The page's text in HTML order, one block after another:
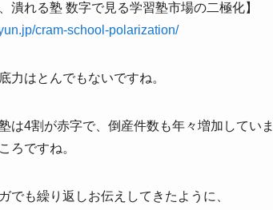
潰れる塾 数字で見る学習塾市場の二極化】
cram-school-polarization/
力はとんでもないですね。
は4割が赤字で、倒産件数も年々増加していま
ろですね。
でも繰り返しお伝えしてきたように、